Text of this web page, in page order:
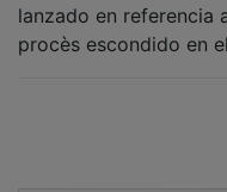
lanzado en referencia
procès escondido en